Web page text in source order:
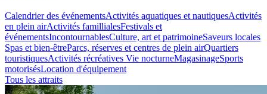
Calendrier des événementsActivités aquatiques et nautiquesActivités
en plein airActivités famillialesFestivals et
événementsIncontournablesCulture, art et patrimoineSaveurs locales
Spas et bien-êtreParcs, réserves et centres de plein airQuartiers
touristiquesActivités récréatives Vie nocturneMagasinageSports
motorisésLocation d'équipement
Tous les attraits